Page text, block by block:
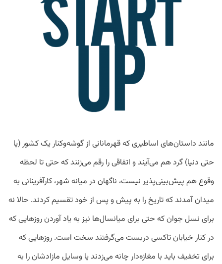
مانند داستان‌های اساطیری که قهرمانانی از گوشه‌وکنار یک کشور (یا
حتی دنیا) گرد هم می‌آیند و اتفاقی را رقم می‌زنند که حتی تا لحظه
وقوع هم پیش‌بینی‌پذیر نیست، ناگهان در میانه شهر، کارآفرینانی به
میدان آمدند که تاریخ را به پیش و پس از خود تقسیم کردند. حالا نه
برای نسل جوان که حتی برای میانسال‌ها نیز به یاد آوردن روزهایی که
در کنار خیابان تاکسی دربست می‌گرفتند سخت است. روزهایی که
برای تخفیف باید با مغازه‌دار چانه می‌زدند یا وسایل مازادشان را به